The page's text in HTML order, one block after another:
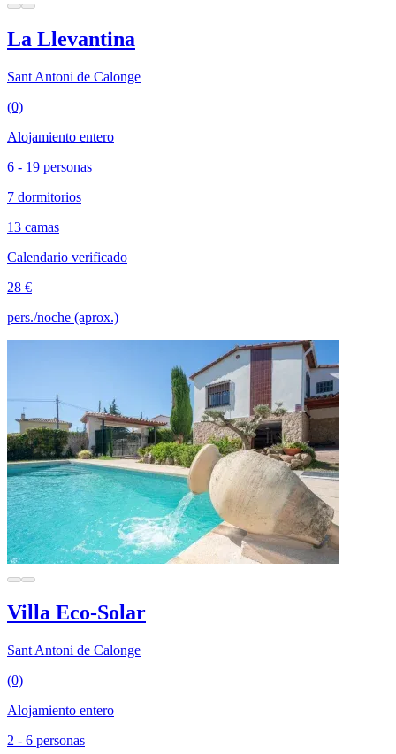
La Llevantina
Sant Antoni de Calonge
(0)
Alojamiento entero
6 - 19 personas
7 dormitorios
13 camas
Calendario verificado
28 €
pers./noche (aprox.)
Villa Eco-Solar
Sant Antoni de Calonge
(0)
Alojamiento entero
2 - 6 personas